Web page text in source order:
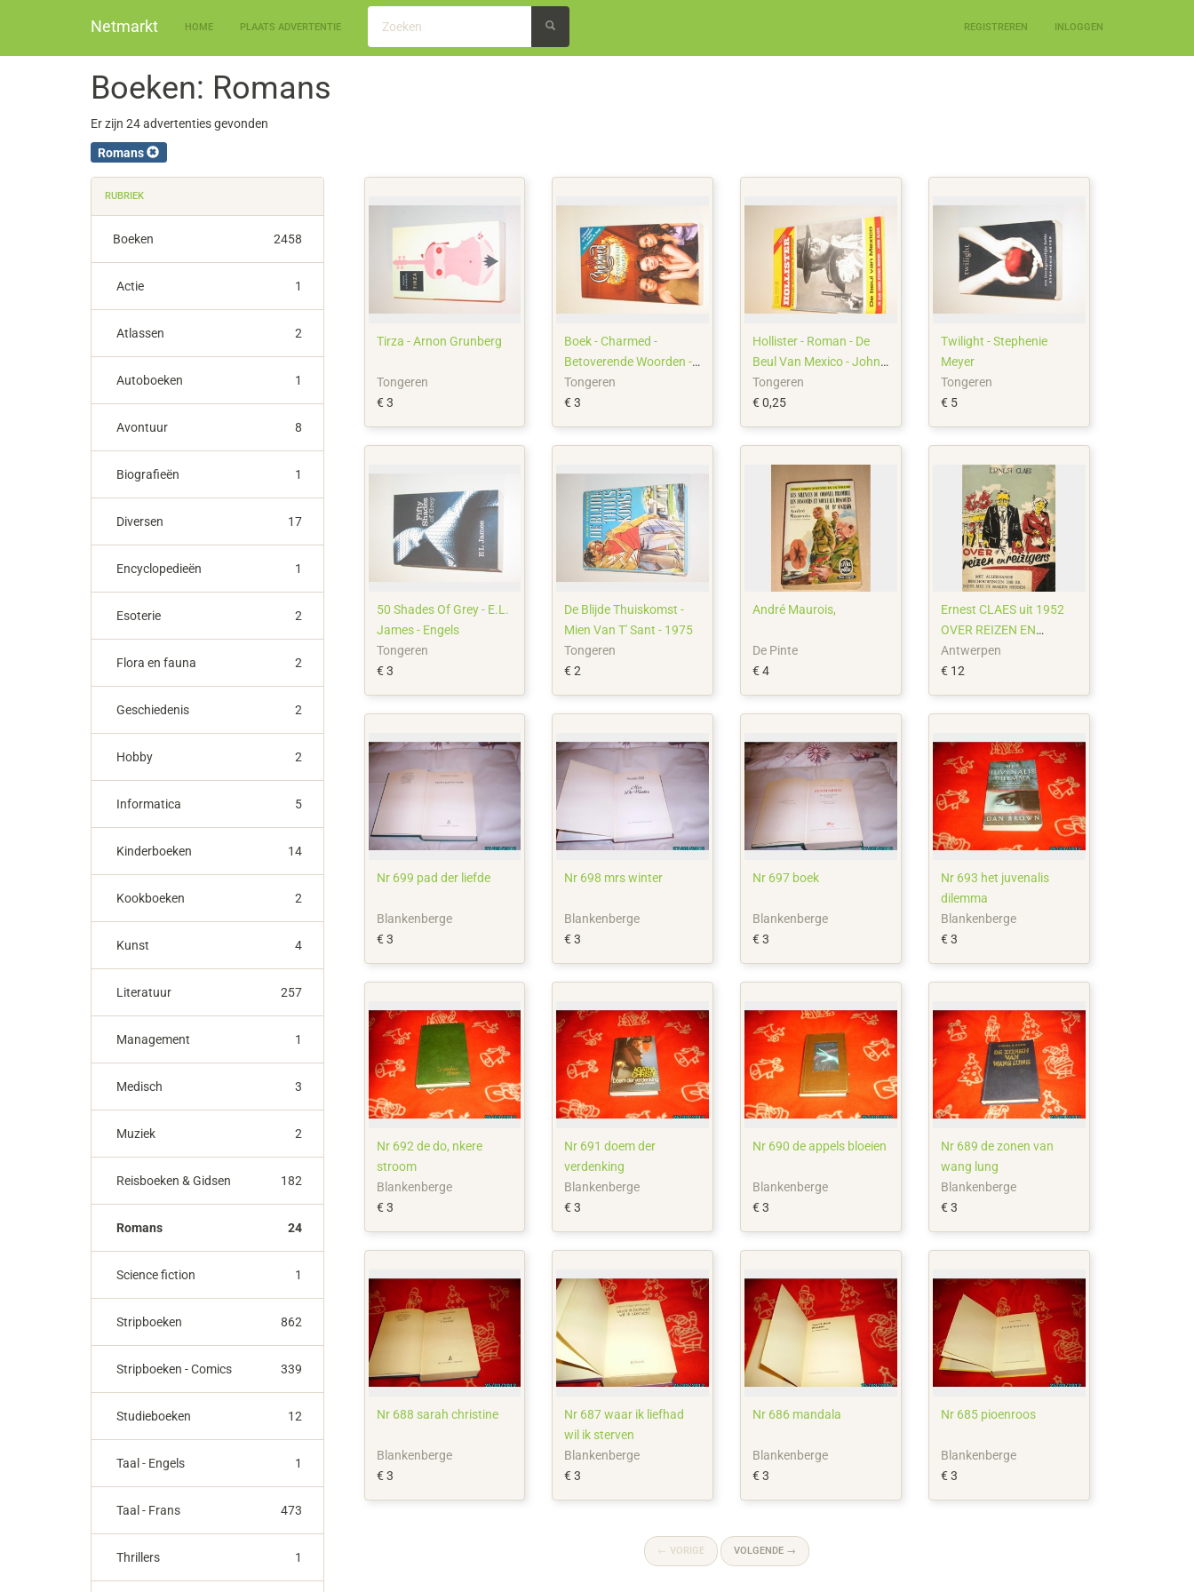
Netmarkt HOME PLAATS ADVERTENTIE REGISTREREN INLOGGEN
Boeken: Romans
Er zijn 24 advertenties gevonden
Romans
RUBRIEK
Boeken 2458
Actie 1
Atlassen 2
Autoboeken 1
Avontuur 8
Biografieën 1
Diversen 17
Encyclopedieën 1
Esoterie 2
Flora en fauna 2
Geschiedenis 2
Hobby 2
Informatica 5
Kinderboeken 14
Kookboeken 2
Kunst 4
Literatuur 257
Management 1
Medisch 3
Muziek 2
Reisboeken & Gidsen 182
Romans 24
Science fiction 1
Stripboeken 862
Stripboeken - Comics 339
Studieboeken 12
Taal - Engels 1
Taal - Frans 473
Thrillers 1
Tirza - Arnon Grunberg
Tongeren
€ 3
Boek - Charmed -
Betoverende Woorden -
Big Balloon Publisher
Tongeren
€ 3
Hollister - Roman - De
Beul Van Mexico - John
Sade
Tongeren
€ 0,25
Twilight - Stephenie
Meyer
Tongeren
€ 5
50 Shades Of Grey - E.L.
James - Engels
Tongeren
€ 3
De Blijde Thuiskomst -
Mien Van T' Sant - 1975
Tongeren
€ 2
André Maurois,
De Pinte
€ 4
Ernest CLAES uit 1952
OVER REIZEN EN
REIZIGERS
Antwerpen
€ 12
Nr 699 pad der liefde
Blankenberge
€ 3
Nr 698 mrs winter
Blankenberge
€ 3
Nr 697 boek
Blankenberge
€ 3
Nr 693 het juvenalis
dilemma
Blankenberge
€ 3
Nr 692 de do, nkere
stroom
Blankenberge
€ 3
Nr 691 doem der
verdenking
Blankenberge
€ 3
Nr 690 de appels bloeien
Blankenberge
€ 3
Nr 689 de zonen van
wang lung
Blankenberge
€ 3
Nr 688 sarah christine
Blankenberge
€ 3
Nr 687 waar ik liefhad
wil ik sterven
Blankenberge
€ 3
Nr 686 mandala
Blankenberge
€ 3
Nr 685 pioenroos
Blankenberge
€ 3
← VORIGE VOLGENDE →